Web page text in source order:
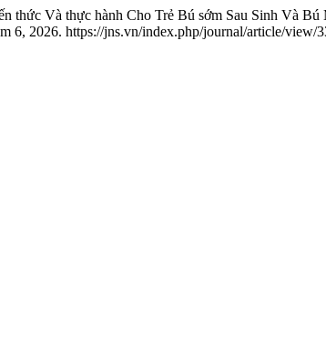
Và thực hành Cho Trẻ Bú sớm Sau Sinh Và Bú
6, 2026. https://jns.vn/index.php/journal/article/view/